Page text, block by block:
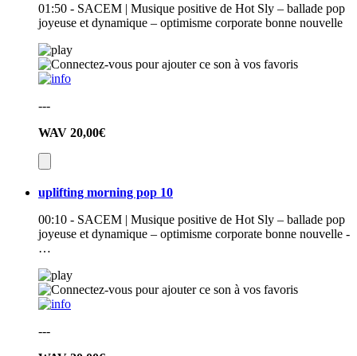
01:50 - SACEM | Musique positive de Hot Sly – ballade pop
joyeuse et dynamique – optimisme corporate bonne nouvelle
---
WAV 20,00€
uplifting morning pop 10
00:10 - SACEM | Musique positive de Hot Sly – ballade pop
joyeuse et dynamique – optimisme corporate bonne nouvelle -
…
---